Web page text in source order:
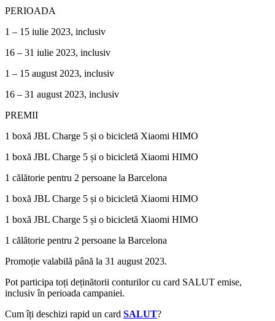
PERIOADA
1 – 15 iulie 2023, inclusiv
16 – 31 iulie 2023, inclusiv
1 – 15 august 2023, inclusiv
16 – 31 august 2023, inclusiv
PREMII
1 boxă JBL Charge 5 și o bicicletă Xiaomi HIMO
1 boxă JBL Charge 5 și o bicicletă Xiaomi HIMO
1 călătorie pentru 2 persoane la Barcelona
1 boxă JBL Charge 5 și o bicicletă Xiaomi HIMO
1 boxă JBL Charge 5 și o bicicletă Xiaomi HIMO
1 călătorie pentru 2 persoane la Barcelona
Promoție valabilă până la 31 august 2023.
Pot participa toți deținătorii conturilor cu card SALUT emise,
inclusiv în perioada campaniei.
Cum îți deschizi rapid un card SALUT?